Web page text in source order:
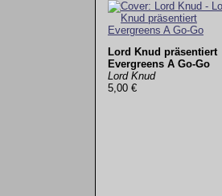
Lord Knud präsentiert
Evergreens A Go-Go
Lord Knud
5,00 €